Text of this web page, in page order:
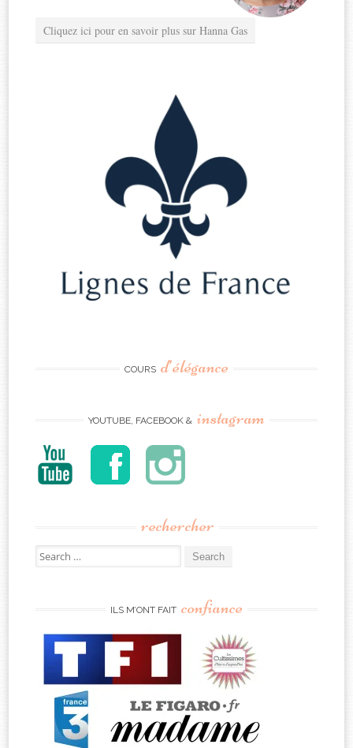
Cliquez ici pour en savoir plus sur Hanna Gas
COURS d’élégance
YOUTUBE, FACEBOOK & instagram
rechercher
Search
for:
ILS M’ONT FAIT confiance